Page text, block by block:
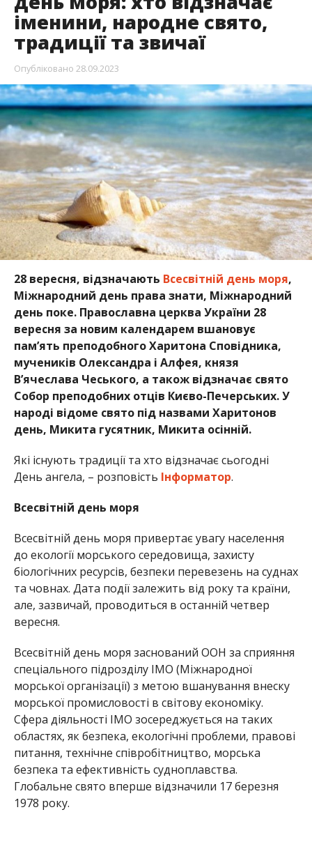
іменини, народне свято,
традиції та звичаї
Опубліковано 28.09.2023
28 вересня, відзначають Всесвітній день моря,
Міжнародний день права знати, Міжнародний
день поке. Православна церква України 28
вересня за новим календарем вшановує
пам’ять преподобного Харитона Сповідника,
мучеників Олександра і Алфея, князя
В’ячеслава Чеського, а також відзначає свято
Собор преподобних отців Києво-Печерських. У
народі відоме свято під назвами Харитонов
день, Микита гусятник, Микита осінній.
Які існують традиції та хто відзначає сьогодні
День ангела, – розповість Інформатор.
Всесвітній день моря
Всесвітній день моря привертає увагу населення
до екології морського середовища, захисту
біологічних ресурсів, безпеки перевезень на суднах
та човнах. Дата події залежить від року та країни,
але, зазвичай, проводиться в останній четвер
вересня.
Всесвітній день моря заснований ООН за сприяння
спеціального підрозділу IMO (Міжнародної
морської організації) з метою вшанування внеску
морської промисловості в світову економіку.
Сфера діяльності IMO зосереджується на таких
областях, як безпека, екологічні проблеми, правові
питання, технічне співробітництво, морська
безпека та ефективність судноплавства.
Глобальне свято вперше відзначили 17 березня
1978 року.